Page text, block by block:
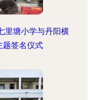
里塘小学与丹阳横
题签名仪式